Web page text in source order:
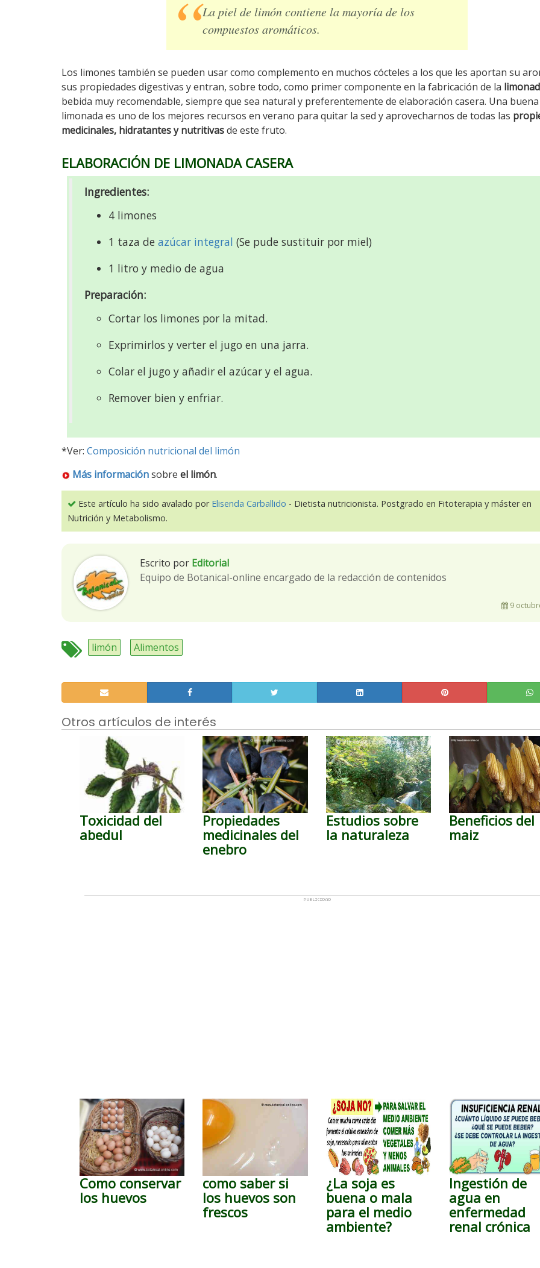
La piel de limón contiene la mayoría de los
compuestos aromáticos.
Los limones también se pueden usar como complemento en muchos cócteles a los que les aportan su
sus propiedades digestivas y entran, sobre todo, como primer componente en la fabricación de la
bebida muy recomendable, siempre que sea natural y preferentemente de elaboración casera. Una buena
limonada es uno de los mejores recursos en verano para quitar la sed y aprovecharnos de todas las
medicinales, hidratantes y nutritivasde este fruto.
ELABORACIÓN DE LIMONADA CASERA
Ingredientes:
4 limones
1 taza de azúcar integral (Se pude sustituir por miel)
1 litro y medio de agua
Preparación:
Cortar los limones por la mitad.
Exprimirlos y verter el jugo en una jarra.
Colar el jugo y añadir el azúcar y el agua.
Remover bien y enfriar.
*Ver: Composición nutricional del limón
Más informaciónsobre el limón.
Este artículo ha sido avalado por Elisenda Carballido - Dietista nutricionista. Postgrado en Fitoterapia y máster en
Nutrición y Metabolismo.
Escrito por Editorial
Equipo de Botanical-online encargado de la redacción de contenidos
9
limón Alimentos
Otros artículos de interés
Toxicidad del
abedul
Propiedades
medicinales del
enebro
Estudios sobre
la naturaleza
Beneficios del
maiz
Como conservar
los huevos
como saber si
los huevos son
frescos
¿La soja es
buena o mala
para el medio
ambiente?
Ingestión de
agua en
enfermedad
renal crónica